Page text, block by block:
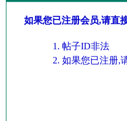
如果您已注册会员,请直
帖子ID非法
如果您已注册,